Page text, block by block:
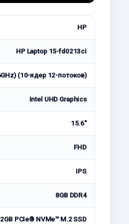
HP
HP Laptop 15-fd0213ci
(10-ядер 12-потоков)
Intel UHD Graphics
15.6"
FHD
IPS
8GB DDR4
PCIe® NVMe™ M.2 SSD